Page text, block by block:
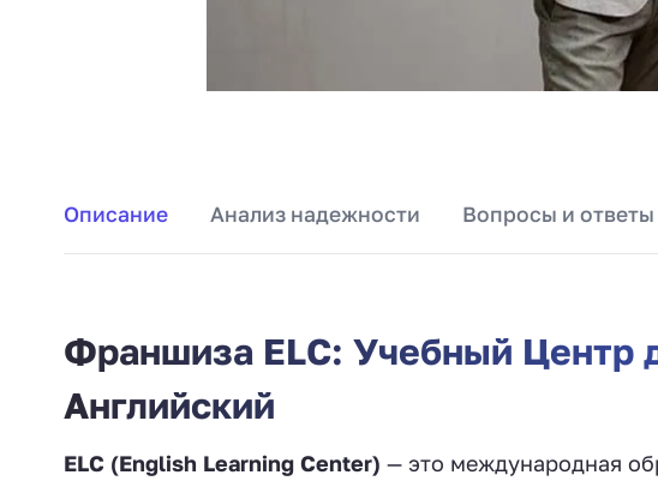
Описание Анализ надежности Вопросы и ответы
Франшиза ELC: Учебный Центр
Английский
ELC (English Learning Center) — это международная